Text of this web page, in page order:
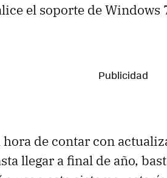
el soporte de Windows
hora de contar con
llegar a final de año,